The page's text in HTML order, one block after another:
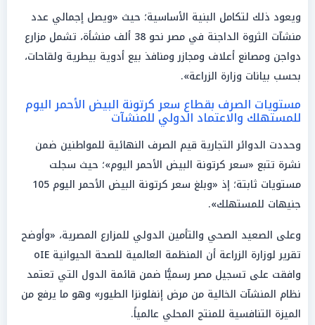
ويعود ذلك لتكامل البنية الأساسية؛ حيث «ويصل إجمالي عدد
منشآت الثروة الداجنة في مصر نحو 38 ألف منشأة، تشمل مزارع
دواجن ومصانع أعلاف ومجازر ومنافذ بيع أدوية بيطرية ولقاحات،
بحسب بيانات وزارة الزراعة».
مستويات الصرف بقطاع سعر كرتونة البيض الأحمر اليوم
للمستهلك والاعتماد الدولي للمنشآت
وحددت الدوائر التجارية قيم الصرف النهائية للمواطنين ضمن
نشرة تتبع «سعر كرتونة البيض الأحمر اليوم»؛ حيث سجلت
مستويات ثابتة؛ إذ «وبلغ سعر كرتونة البيض الأحمر اليوم 105
جنيهات للمستهلك».
وعلى الصعيد الصحي والتأمين الدولي للمزارع المصرية، «وأوضح
تقرير لوزارة الزراعة أن المنظمة العالمية للصحة الحيوانية oIE
وافقت على تسجيل مصر رسميًّا ضمن قائمة الدول التي تعتمد
نظام المنشآت الخالية من مرض إنفلونزا الطيور» وهو ما يرفع من
الميزة التنافسية للمنتج المحلي عالمياً.